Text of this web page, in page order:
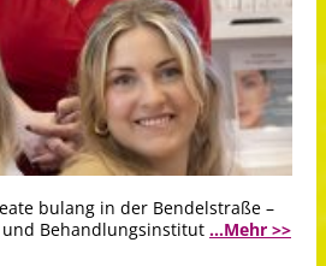
bulang in der Bendelstraße –
Behandlungsinstitut ...Mehr >>